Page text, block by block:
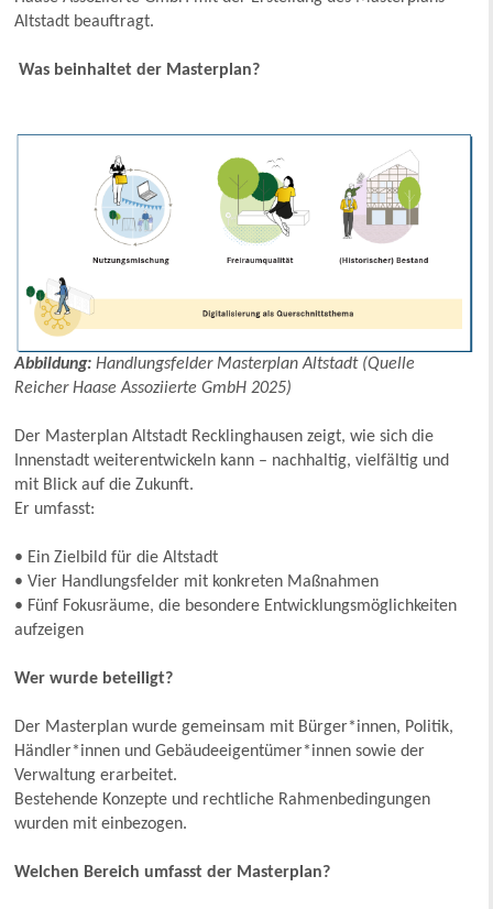
Altstadt beauftragt.
Was beinhaltet der Masterplan?
Abbildung:Handlungsfelder Masterplan Altstadt (Quelle
Reicher Haase Assoziierte GmbH 2025)
Der Masterplan Altstadt Recklinghausen zeigt, wie sich die
Innenstadt weiterentwickeln kann – nachhaltig, vielfältig und
mit Blick auf die Zukunft.
Er umfasst:
• Ein Zielbild für die Altstadt
• Vier Handlungsfelder mit konkreten Maßnahmen
• Fünf Fokusräume, die besondere Entwicklungsmöglichkeiten
aufzeigen
Wer wurde beteiligt?
Der Masterplan wurde gemeinsam mit Bürger*innen, Politik,
Händler*innen und Gebäudeeigentümer*innen sowie der
Verwaltung erarbeitet.
Bestehende Konzepte und rechtliche Rahmenbedingungen
wurden mit einbezogen.
Welchen Bereich umfasst der Masterplan?